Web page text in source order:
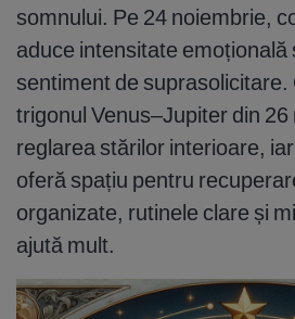
somnului. Pe 24 noiembrie,
aduce intensitate emoțională
sentiment de suprasolicitare.
trigonul Venus–Jupiter din
reglarea stărilor interioare,
oferă spațiu pentru
organizate, rutinele clare și
ajută mult.